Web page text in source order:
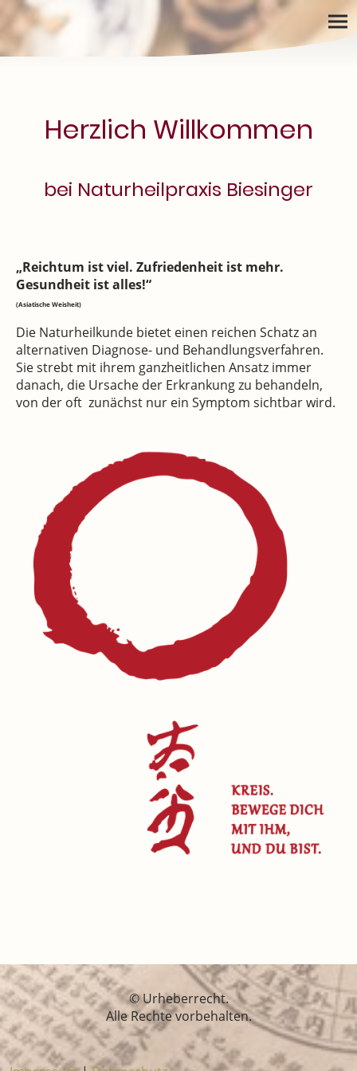
Herzlich Willkommen
bei Naturheilpraxis Biesinger
„Reichtum ist viel. Zufriedenheit ist mehr.
Gesundheit ist alles!“
(Asiatische Weisheit)
Die Naturheilkunde bietet einen reichen Schatz an
alternativen Diagnose- und Behandlungsverfahren.
Sie strebt mit ihrem ganzheitlichen Ansatz immer
danach, die Ursache der Erkrankung zu behandeln,
von der oft zunächst nur ein Symptom sichtbar wird.
© Urheberrecht.
Alle Rechte vorbehalten.